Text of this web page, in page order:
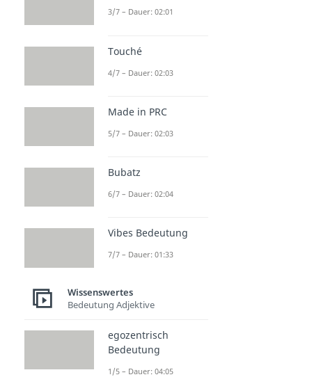
3/7 – Dauer: 02:01
Touché
4/7 – Dauer: 02:03
Made in PRC
5/7 – Dauer: 02:03
Bubatz
6/7 – Dauer: 02:04
Vibes Bedeutung
7/7 – Dauer: 01:33
Wissenswertes
Bedeutung Adjektive
egozentrisch
Bedeutung
1/5 – Dauer: 04:05